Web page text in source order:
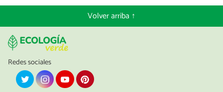
Volver arriba ↑
Redes sociales